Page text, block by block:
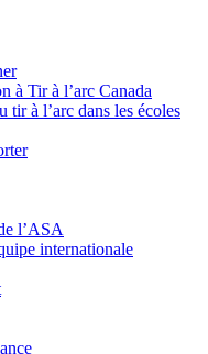
à Tir à l’arc Canada
tir à l’arc dans les écoles
l’ASA
internationale